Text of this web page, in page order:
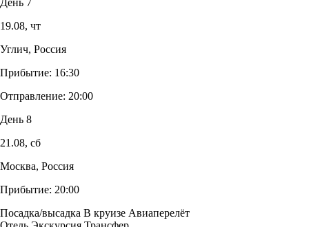
19.08, чт
Углич, Россия
Прибытие: 16:30
Отправление: 20:00
День 8
21.08, сб
Москва, Россия
Прибытие: 20:00
Посадка/высадка В круизе Авиаперелёт